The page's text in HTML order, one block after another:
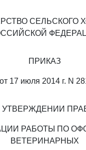
СЕЛЬСКОГО
ПРИКАЗ
от 17 июля 2014 г. N
УТВЕРЖДЕНИИ
РАБОТЫ ПО
ВЕТЕРИНАРНЫХ